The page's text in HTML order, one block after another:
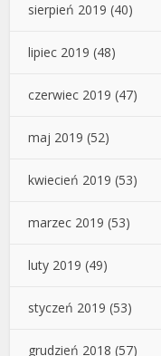
sierpień 2019 (40)
lipiec 2019 (48)
czerwiec 2019 (47)
maj 2019 (52)
kwiecień 2019 (53)
marzec 2019 (53)
luty 2019 (49)
styczeń 2019 (53)
grudzień 2018 (57)